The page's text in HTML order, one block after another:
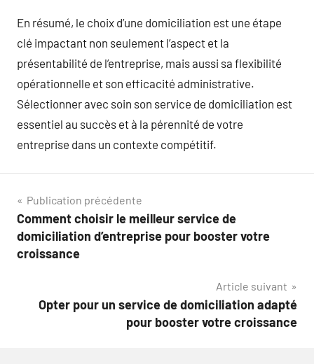
En résumé, le choix d’une domiciliation est une étape
clé impactant non seulement l’aspect et la
présentabilité de l’entreprise, mais aussi sa flexibilité
opérationnelle et son efficacité administrative.
Sélectionner avec soin son service de domiciliation est
essentiel au succès et à la pérennité de votre
entreprise dans un contexte compétitif.
Navigation
de
l’article
Publication précédente
Comment choisir le meilleur service de
domiciliation d’entreprise pour booster votre
croissance
Article suivant
Opter pour un service de domiciliation adapté
pour booster votre croissance